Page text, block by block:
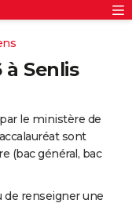
à Senlis
le ministère de
sont
(bac général, bac
de renseigner une